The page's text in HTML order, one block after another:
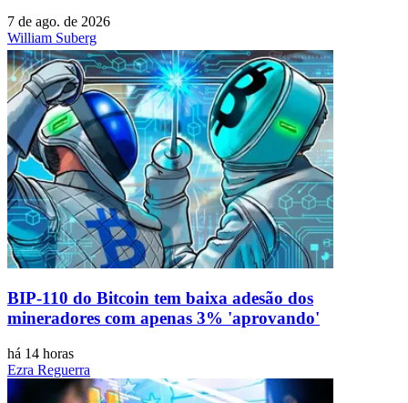
7 de ago. de 2026
William Suberg
BIP-110 do Bitcoin tem baixa adesão dos
mineradores com apenas 3% 'aprovando'
há 14 horas
Ezra Reguerra